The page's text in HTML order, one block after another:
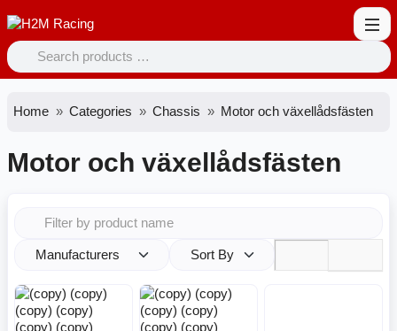
Home Categories Chassis Motor och växellådsfästen
Motor och växellådsfästen
Manufacturers Sort By